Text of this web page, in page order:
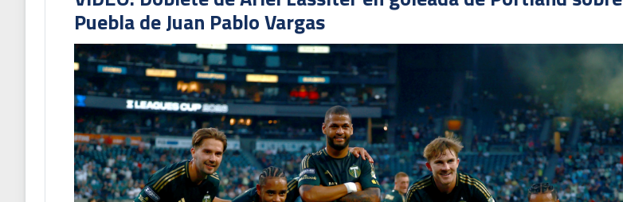
Puebla de Juan Pablo Vargas